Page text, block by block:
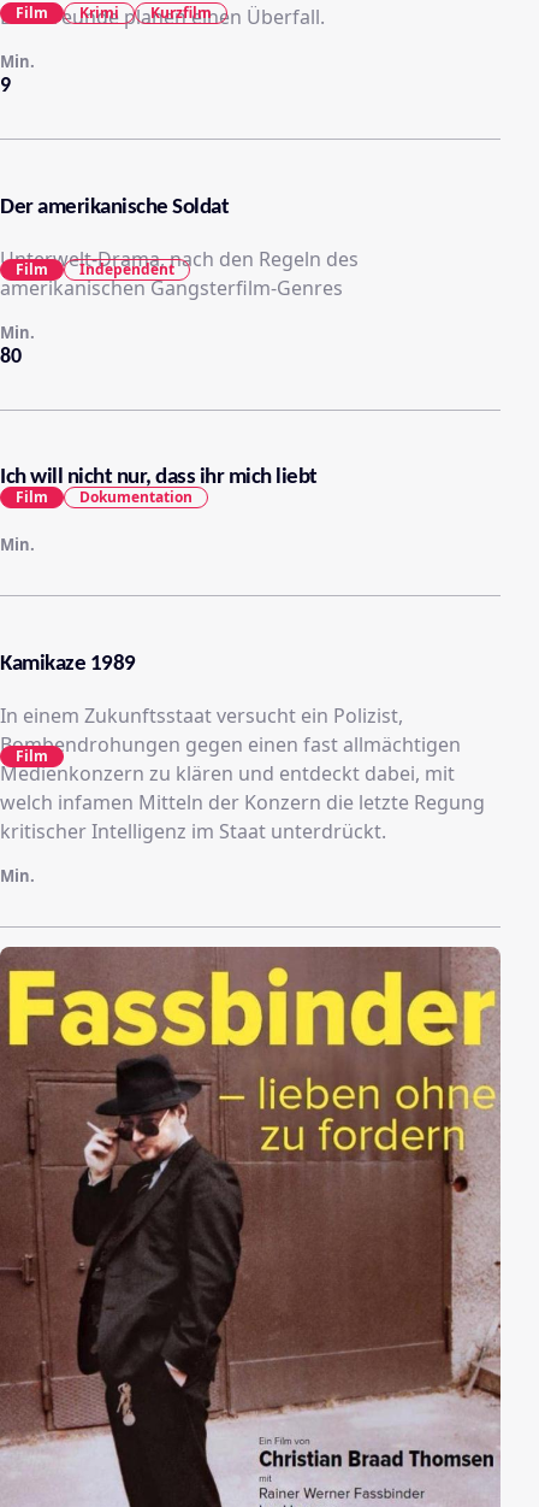
Drei Freunde planen einen Überfall.
9
Min.
Film Krimi Kurzfilm
Der amerikanische Soldat
Unterwelt-Drama, nach den Regeln des
amerikanischen Gangsterfilm-Genres
80
Min.
Film Independent
Ich will nicht nur, dass ihr mich liebt
Min.
Film Dokumentation
Kamikaze 1989
In einem Zukunftsstaat versucht ein Polizist,
Bombendrohungen gegen einen fast allmächtigen
Medienkonzern zu klären und entdeckt dabei, mit
welch infamen Mitteln der Konzern die letzte Regung
kritischer Intelligenz im Staat unterdrückt.
Min.
Film